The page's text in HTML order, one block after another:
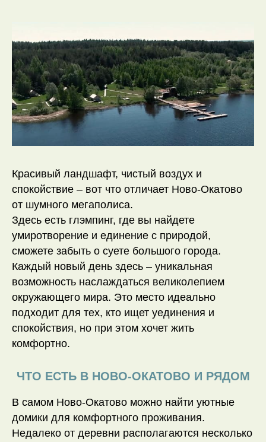
Красивый ландшафт, чистый воздух и
спокойствие – вот что отличает Ново-Окатово
от шумного мегаполиса.
Здесь есть глэмпинг, где вы найдете
умиротворение и единение с природой,
сможете забыть о суете большого города.
Каждый новый день здесь – уникальная
возможность наслаждаться великолепием
окружающего мира. Это место идеально
подходит для тех, кто ищет уединения и
спокойствия, но при этом хочет жить
комфортно.
ЧТО ЕСТЬ В НОВО-ОКАТОВО И РЯДОМ
В самом Ново-Окатово можно найти уютные
домики для комфортного проживания.
Недалеко от деревни располагаются несколько